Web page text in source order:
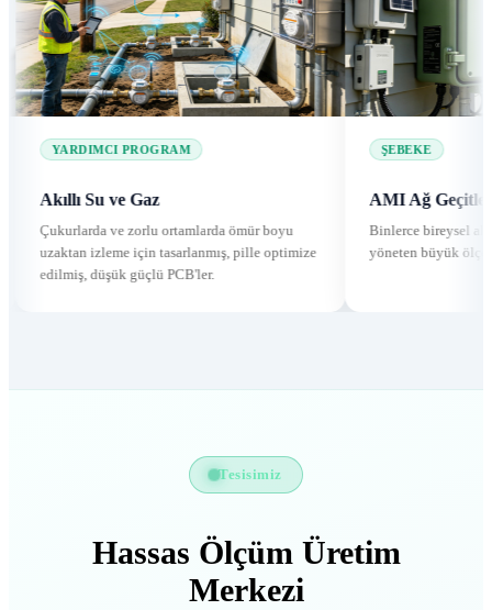
PROGRAM
Su ve Gaz
ve zorlu ortamlarda ömür boyu
izleme için tasarlanmış, pille optimize
düşük güçlü PCB'ler.
AMI Ağ Geçitleri ve Veri
Binlerce bireysel akıllı sayaçtan
yöneten büyük ölçekli iletişim
Tesisimiz
Hassas Ölçüm Üretim
Merkezi